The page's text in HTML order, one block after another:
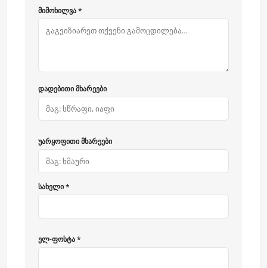
მიმოხილვა *
დადებითი მხარეები
უარყოფითი მხარეები
სახელი *
ელ-ფოსტა *